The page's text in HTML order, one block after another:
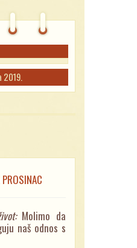
2019.
Molimo da
naš odnos s